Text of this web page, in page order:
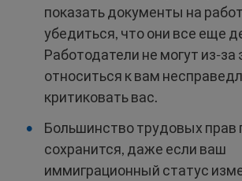
показать документы на
убедиться, что они все еще
Работодатели не могут из-за
относиться к вам
критиковать вас.
Большинство трудовых
сохранится, даже если ваш
иммиграционный статус